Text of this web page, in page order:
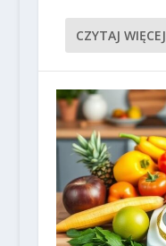
CZYTAJ WIĘCEJ